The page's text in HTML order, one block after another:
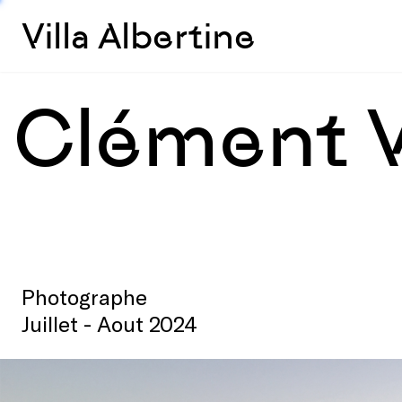
Villa Albertine
Clément
Photographe
Juillet - Aout 2024